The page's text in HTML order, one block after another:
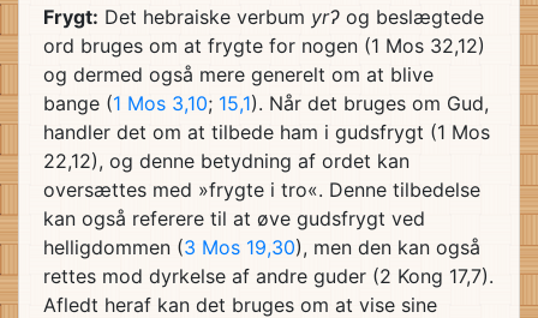
Frygt: Det hebraiske verbum yrʔ og beslægtede
ord bruges om at frygte for nogen (1 Mos 32,12)
og dermed også mere generelt om at blive
bange (1 Mos 3,10; 15,1). Når det bruges om Gud,
handler det om at tilbede ham i gudsfrygt (1 Mos
22,12), og denne betydning af ordet kan
oversættes med »frygte i tro«. Denne tilbedelse
kan også referere til at øve gudsfrygt ved
helligdommen (3 Mos 19,30), men den kan også
rettes mod dyrkelse af andre guder (2 Kong 17,7).
Afledt heraf kan det bruges om at vise sine